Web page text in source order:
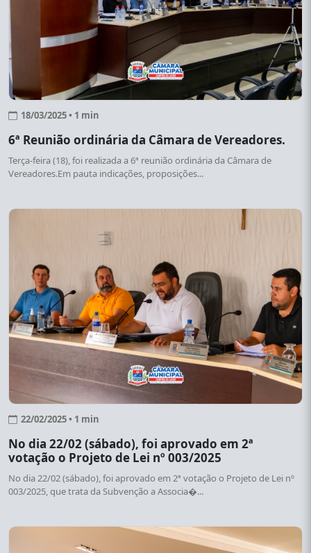
18/03/2025 • 1 min
6ª Reunião ordinária da Câmara de Vereadores.
Terça-feira (18), foi realizada a 6ª reunião ordinária da Câmara de
Vereadores.Em pauta indicações, proposições...
22/02/2025 • 1 min
No dia 22/02 (sábado), foi aprovado em 2ª
votação o Projeto de Lei nº 003/2025
No dia 22/02 (sábado), foi aprovado em 2ª votação o Projeto de Lei nº
003/2025, que trata da Subvenção a Associa�...